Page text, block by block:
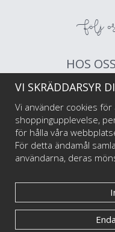
Följ
HOS
Välkommen till Happy Mug som
emaljmuggar till
VI SKRÄDDARSYR
Vi använder cookies
shoppingupplevelse,
för hålla våra
För detta ändamål
användarna, deras